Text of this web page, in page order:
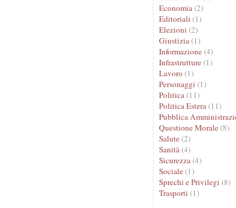
Economia(2)
Editoriali (1)
Elezioni (2)
Giustizia(1)
Informazione(4)
Infrastrutture(1)
Lavoro(1)
Personaggi (1)
Politica(11)
Politica Estera(11)
Pubblica
Questione Morale(8)
Salute(2)
Sanità(4)
Sicurezza(4)
Sociale(1)
Sprechi e Privilegi (8)
Trasporti (1)